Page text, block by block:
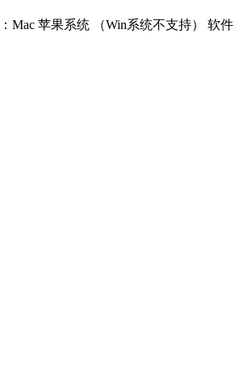
Mac 苹果系统 （Win系统不支持） 软件